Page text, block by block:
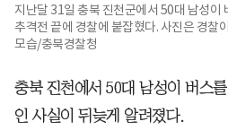
지난달 31일 충북 진천군에서 50대 남성이
추격전 끝에 경찰에 붙잡혔다. 사진은 경찰
모습/충북경찰청
충북 진천에서 50대 남성이 버스
인 사실이 뒤늦게 알려졌다.